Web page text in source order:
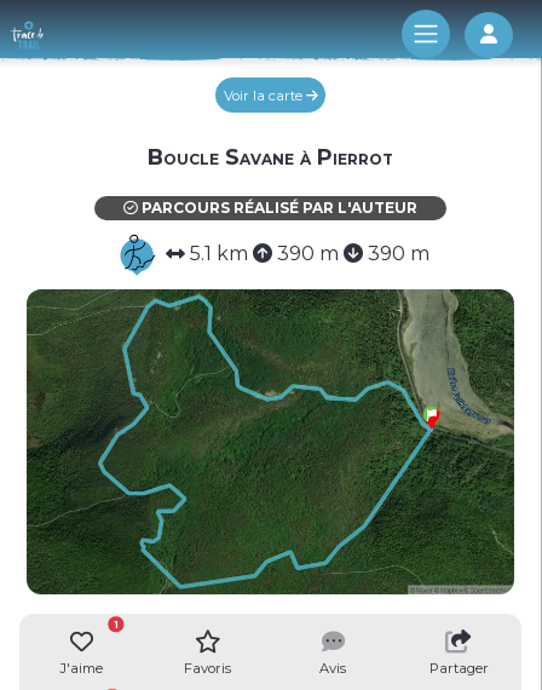
Log
Voir la carte
Boucle Savane à Pierrot
PARCOURS RÉALISÉ PAR L'AUTEUR
5.1 km 390 m 390 m
J'aime
1
Favoris Avis Partager